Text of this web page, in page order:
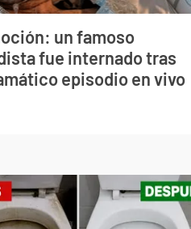
un famoso
fue internado tras
episodio en vivo